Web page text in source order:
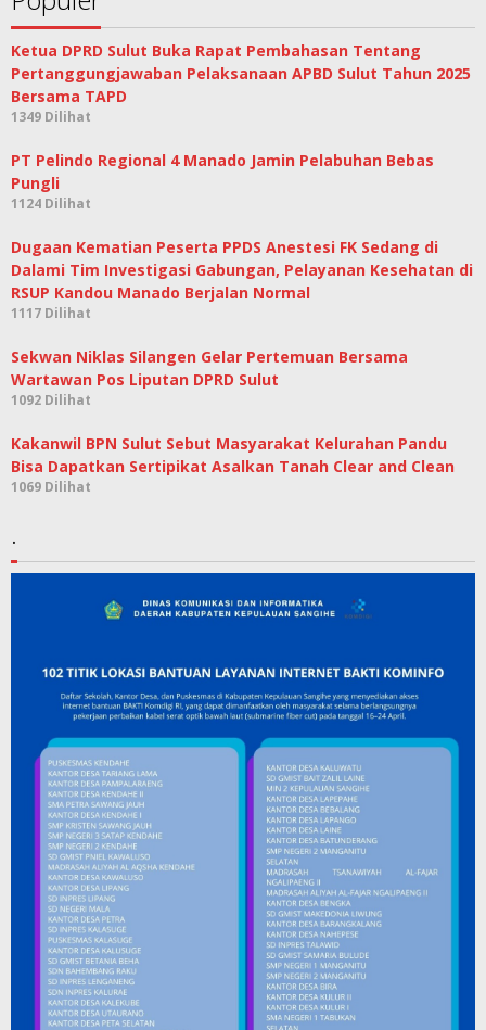
Ketua DPRD Sulut Buka Rapat Pembahasan Tentang
Pertanggungjawaban Pelaksanaan APBD Sulut Tahun 2025
Bersama TAPD
1349 Dilihat
PT Pelindo Regional 4 Manado Jamin Pelabuhan Bebas
Pungli
1124 Dilihat
Dugaan Kematian Peserta PPDS Anestesi FK Sedang di
Dalami Tim Investigasi Gabungan, Pelayanan Kesehatan di
RSUP Kandou Manado Berjalan Normal
1117 Dilihat
Sekwan Niklas Silangen Gelar Pertemuan Bersama
Wartawan Pos Liputan DPRD Sulut
1092 Dilihat
Kakanwil BPN Sulut Sebut Masyarakat Kelurahan Pandu
Bisa Dapatkan Sertipikat Asalkan Tanah Clear and Clean
1069 Dilihat
.